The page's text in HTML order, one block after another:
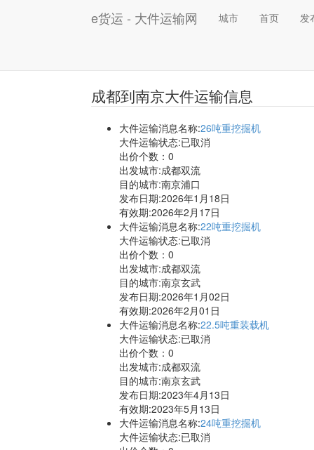
e货运 - 大件运输网 城市 首页 发
成都到南京大件运输信息
大件运输消息名称:26吨重挖掘机
大件运输状态:已取消
出价个数： 0
出发城市:成都双流
目的城市:南京浦口
发布日期:2026年1月18日
有效期:2026年2月17日
大件运输消息名称:22吨重挖掘机
大件运输状态:已取消
出价个数： 0
出发城市:成都双流
目的城市:南京玄武
发布日期:2026年1月02日
有效期:2026年2月01日
大件运输消息名称:22.5吨重装载机
大件运输状态:已取消
出价个数： 0
出发城市:成都双流
目的城市:南京玄武
发布日期:2023年4月13日
有效期:2023年5月13日
大件运输消息名称:24吨重挖掘机
大件运输状态:已取消